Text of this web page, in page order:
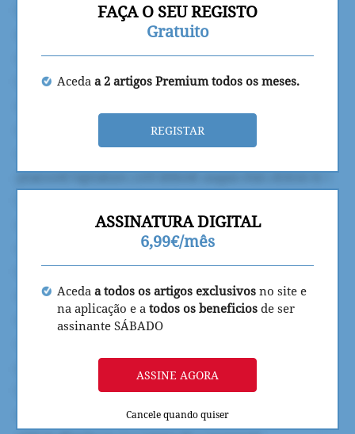
FAÇA O SEU REGISTO
Gratuito
Aceda a 2 artigos Premium todos os meses.
REGISTAR
ASSINATURA DIGITAL
6,99€/mês
Aceda a todos os artigos exclusivos no site e
na aplicação e a todos os beneficios de ser
assinante SÁBADO
ASSINE AGORA
Cancele quando quiser